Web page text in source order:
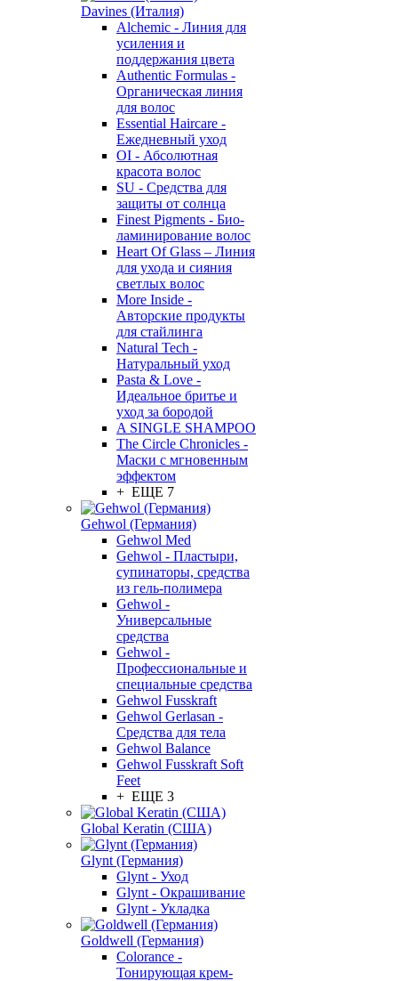
Davines (Италия)
Alchemic - Линия для
усиления и
поддержания цвета
Authentic Formulas -
Органическая линия
для волос
Essential Haircare -
Eжедневный уход
OI - Абсолютная
красота волос
SU - Средства для
защиты от солнца
Finest Pigments - Био-
ламинирование волос
Heart Of Glass – Линия
для ухода и сияния
светлых волос
More Inside -
Авторские продукты
для стайлинга
Natural Tech -
Натуральный уход
Pasta & Love -
Идеальное бритье и
уход за бородой
A SINGLE SHAMPOO
The Circle Chronicles -
Маски с мгновенным
эффектом
+ ЕЩЕ 7
Gehwol (Германия)
Gehwol Med
Gehwol - Пластыри,
супинаторы, средства
из гель-полимера
Gehwol -
Универсальные
средства
Gehwol -
Профессиональные и
специальные средства
Gehwol Fusskraft
Gehwol Gerlasan -
Средства для тела
Gehwol Balance
Gehwol Fusskraft Soft
Feet
+ ЕЩЕ 3
Global Keratin (США)
Glynt (Германия)
Glynt - Уход
Glynt - Окрашивание
Glynt - Укладка
Goldwell (Германия)
Colorance -
Тонирующая крем-